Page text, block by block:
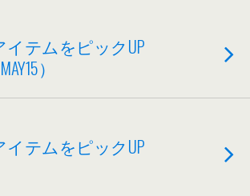
テムをピックUP
）
テムをピックUP